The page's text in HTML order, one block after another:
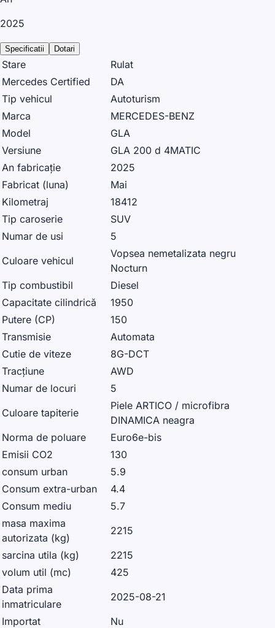
2025
Specificatii Dotari
Stare
Rulat
Mercedes Certified
DA
Tip vehicul
Autoturism
Marca
MERCEDES-BENZ
Model
GLA
Versiune
GLA 200 d 4MATIC
An fabricație
2025
Fabricat (luna)
Mai
Kilometraj
18412
Tip caroserie
SUV
Numar de usi
5
Culoare vehicul
Vopsea nemetalizata negru
Nocturn
Tip combustibil
Diesel
Capacitate cilindrică
1950
Putere (CP)
150
Transmisie
Automata
Cutie de viteze
8G-DCT
Tracțiune
AWD
Numar de locuri
5
Culoare tapiterie
Piele ARTICO / microfibra
DINAMICA neagra
Norma de poluare
Euro6e-bis
Emisii CO2
130
consum urban
5.9
Consum extra-urban
4.4
Consum mediu
5.7
masa maxima
autorizata (kg)
2215
sarcina utila (kg)
2215
volum util (mc)
425
Data prima
inmatriculare
2025-08-21
Importat
Nu